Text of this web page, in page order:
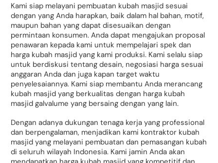
Kami siap melayani pembuatan kubah masjid sesuai
dengan yang Anda harapkan, baik dalam hal bahan, motif,
maupun bahan yang dapat disesuaikan dengan
permintaan konsumen. Anda dapat mengajukan proposal
penawaran kepada kami untuk mempelajari spek dan
harga kubah masjid yang kami produksi. Kami selalu siap
untuk berdiskusi tentang desain, negosiasi harga sesuai
anggaran Anda dan juga kapan target waktu
penyelesaiannya. Kami siap membantu Anda merancang
kubah masjid yang berkualitas dengan harga kubah
masjid galvalume yang bersaing dengan yang lain.
Dengan adanya dukungan tenaga kerja yang professional
dan berpengalaman, menjadikan kami kontraktor kubah
masjid yang melayani pembuatan dan pemasangan kubah
di seluruh wilayah Indonesia. Kami jamin Anda akan